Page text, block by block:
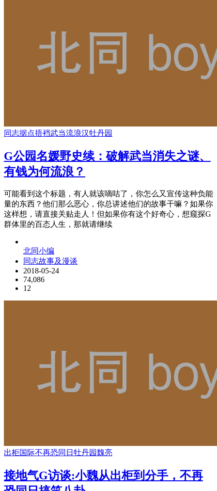
同志据点捂裆武当流浪汉牡丹园
G公园名媛野史续：破解武当消失之谜、
有钱为何流浪？
可能看到这个标题，有人就该嘀咕了，你怎么又宣传这种负能
量的东西？他们那么恶心，你总讲述他们的故事干嘛？如果你
这样想，请直接关贴走人！但如果你有这个好奇心，想窥探G
群体里的百态人生，那就请继续
北同小编
同志故事及漫谈
2018-05-24
74,086
12
出柜国际不再恐同日 牡丹园魏亮
接地气G访谈:小魏从出柜到分手，不再